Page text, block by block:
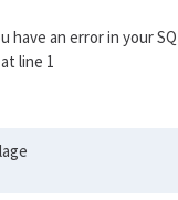
have an error in your
line 1